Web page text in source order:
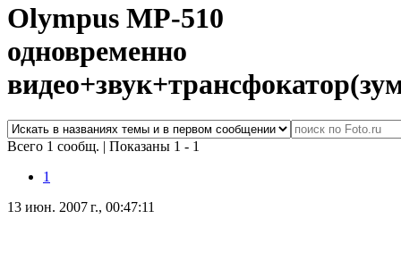
Olympus MP-510
одновременно
Всего 1 сообщ. | Показаны 1 - 1
1
13 июн. 2007 г., 00:47:11